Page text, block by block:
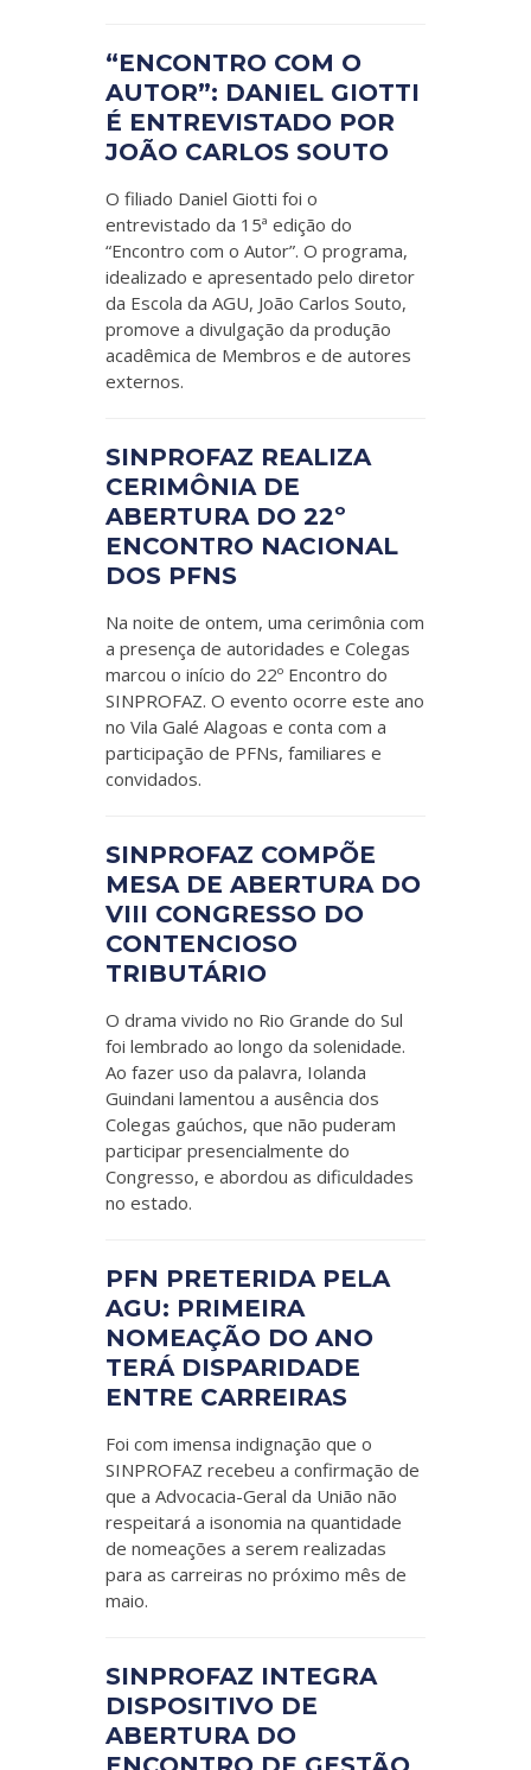
“ENCONTRO COM O
AUTOR”: DANIEL GIOTTI
É ENTREVISTADO POR
JOÃO CARLOS SOUTO
O filiado Daniel Giotti foi o
entrevistado da 15ª edição do
“Encontro com o Autor”. O programa,
idealizado e apresentado pelo diretor
da Escola da AGU, João Carlos Souto,
promove a divulgação da produção
acadêmica de Membros e de autores
externos.
SINPROFAZ REALIZA
CERIMÔNIA DE
ABERTURA DO 22º
ENCONTRO NACIONAL
DOS PFNS
Na noite de ontem, uma cerimônia com
a presença de autoridades e Colegas
marcou o início do 22º Encontro do
SINPROFAZ. O evento ocorre este ano
no Vila Galé Alagoas e conta com a
participação de PFNs, familiares e
convidados.
SINPROFAZ COMPÕE
MESA DE ABERTURA DO
VIII CONGRESSO DO
CONTENCIOSO
TRIBUTÁRIO
O drama vivido no Rio Grande do Sul
foi lembrado ao longo da solenidade.
Ao fazer uso da palavra, Iolanda
Guindani lamentou a ausência dos
Colegas gaúchos, que não puderam
participar presencialmente do
Congresso, e abordou as dificuldades
no estado.
PFN PRETERIDA PELA
AGU: PRIMEIRA
NOMEAÇÃO DO ANO
TERÁ DISPARIDADE
ENTRE CARREIRAS
Foi com imensa indignação que o
SINPROFAZ recebeu a confirmação de
que a Advocacia-Geral da União não
respeitará a isonomia na quantidade
de nomeações a serem realizadas
para as carreiras no próximo mês de
maio.
SINPROFAZ INTEGRA
DISPOSITIVO DE
ABERTURA DO